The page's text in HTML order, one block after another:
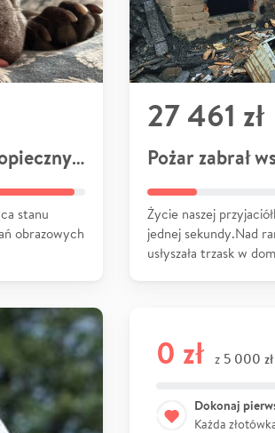
Badania i leczenie podopiecznych
stanu
obrazowych
27 461 zł
Pożar zabrał
Życie naszej
jednej sekundy.Nad
usłyszała trzask w
0 zł z 5 000
Dokonaj
Każda